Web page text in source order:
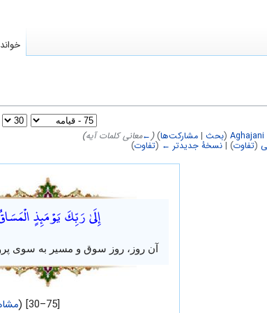
Aghajani
(بحث |مشارکت‌ها)
(
←معانی کلمات آیه)
(تفاوت) |نسخهٔ جدیدتر ← (تفاوت)
إِلَىٰ رَبِّكَ يَوْمَئِذٍ
آن روز، روز سوق و مسیر به سوی
[75–30] (